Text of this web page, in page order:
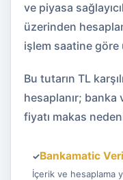
ve piyasa
üzerinden
işlem saatine göre
Bu tutarın TL
hesaplanır;
fiyatı makas
✓Bankamatic
İçerik ve hesaplama